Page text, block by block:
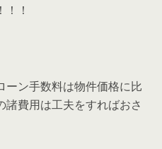
！
ーン手数料は物件価格に比
費用は工夫をすればおさ